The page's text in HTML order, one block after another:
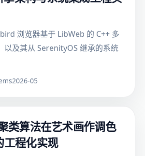
浏览器基于 LibWeb 的 C++ 多
以及其从 SerenityOS 继承的系统
2026-05
类算法在艺术画作调色
工程化实现